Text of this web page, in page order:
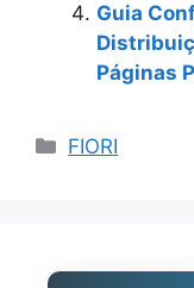
Guia
Páginas
Categories
FIORI